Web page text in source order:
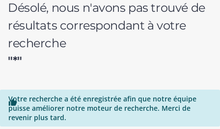
Désolé, nous n'avons pas trouvé de
résultats correspondant à votre
recherche
"*"

Votre recherche a été enregistrée afin que notre équipe
puisse améliorer notre moteur de recherche. Merci de
revenir plus tard.